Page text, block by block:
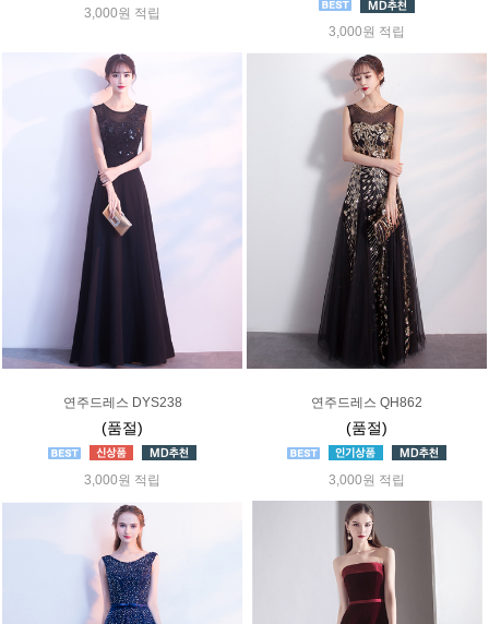
3,000원 적립
3,000원 적립
연주드레스 DYS238
(품절)
3,000원 적립
연주드레스 QH862
(품절)
3,000원 적립